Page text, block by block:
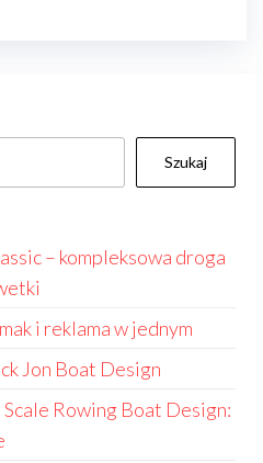
Szukaj
– kompleksowa droga
i reklama w jednym
Jon Boat Design
Rowing Boat Design: